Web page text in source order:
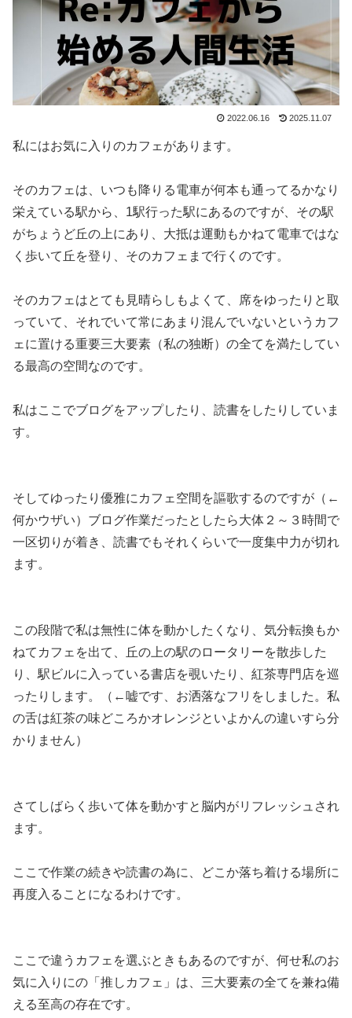
2022.06.16 2025.11.07
私にはお気に入りのカフェがあります。
そのカフェは、いつも降りる電車が何本も通ってるかなり
栄えている駅から、1駅行った駅にあるのですが、その駅
がちょうど丘の上にあり、大抵は運動もかねて電車ではな
く歩いて丘を登り、そのカフェまで行くのです。
そのカフェはとても見晴らしもよくて、席をゆったりと取
っていて、それでいて常にあまり混んでいないというカフ
ェに置ける重要三大要素（私の独断）の全てを満たしてい
る最高の空間なのです。
私はここでブログをアップしたり、読書をしたりしていま
す。
そしてゆったり優雅にカフェ空間を謳歌するのですが（←
何かウザい）ブログ作業だったとしたら大体２～３時間で
一区切りが着き、読書でもそれくらいで一度集中力が切れ
ます。
この段階で私は無性に体を動かしたくなり、気分転換もか
ねてカフェを出て、丘の上の駅のロータリーを散歩した
り、駅ビルに入っている書店を覗いたり、紅茶専門店を巡
ったりします。（←嘘です、お洒落なフリをしました。私
の舌は紅茶の味どころかオレンジといよかんの違いすら分
かりません）
さてしばらく歩いて体を動かすと脳内がリフレッシュされ
ます。
ここで作業の続きや読書の為に、どこか落ち着ける場所に
再度入ることになるわけです。
ここで違うカフェを選ぶときもあるのですが、何せ私のお
気に入りにの「推しカフェ」は、三大要素の全てを兼ね備
える至高の存在です。